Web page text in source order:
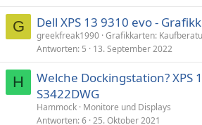
G Dell XPS 13 9310 evo -
greekfreak1990 Grafikkarten:
Antworten 5 13. September 2022
H
Welche Dockingstation? XPS
S3422DWG
Hammock Monitore und Displays
Antworten 6 25. Oktober 2021